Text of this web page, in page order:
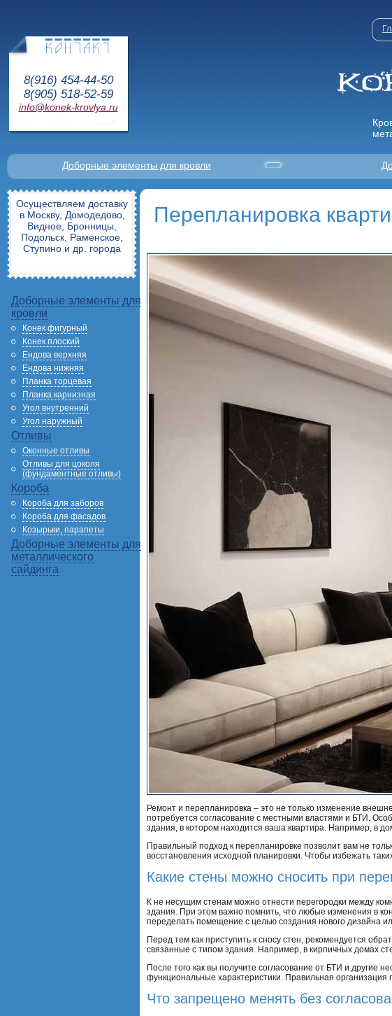
8(916) 454-44-50
8(905) 518-52-59
info@konek-krovlya.ru
Доборные элементы для кровли
Осуществляем доставку
в Москву, Домодедово,
Видное, Бронницы,
Подольск, Раменское,
Ступино и др. города
Доборные элементы для
кровли
Конек фигурный
Конек плоский
Ендова верхняя
Ендова нижняя
Планка торцевая
Планка карнизная
Угол внутренний
Угол наружный
Отливы
Оконные отливы
Отливы для цоколя
(фундаментные отливы)
Короба
Короба для заборов
Короба для фасадов
Козырьки, парапеты
Доборные элементы для
металлического
сайдинга
Перепланировка
Ремонт и перепланировка – это не только изменение
потребуется согласование с местными властями и БТИ.
здания, в котором находится ваша квартира. Например, в
Правильный подход к перепланировке позволит вам не
восстановления исходной планировки. Чтобы избежать
Какие стены можно сносить при
К не несущим стенам можно отнести перегородки между
здания. При этом важно помнить, что любые изменения в
переделать помещение с целью создания нового дизайна
Перед тем как приступить к сносу стен, рекомендуется
связанные с типом здания. Например, в кирпичных домах
После того как вы получите согласование от БТИ и другие
функциональные характеристики. Правильная
Что запрещено менять без